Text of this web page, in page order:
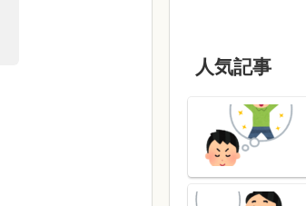
人気記事